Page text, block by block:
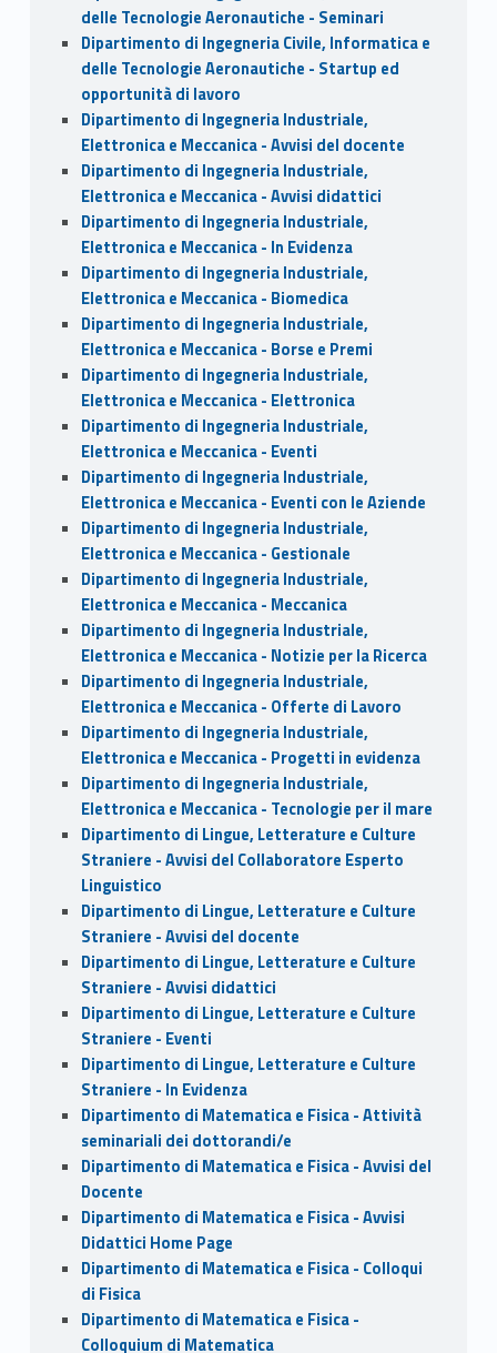
delle Tecnologie Aeronautiche - Seminari
Dipartimento di Ingegneria Civile, Informatica e
delle Tecnologie Aeronautiche - Startup ed
opportunità di lavoro
Dipartimento di Ingegneria Industriale,
Elettronica e Meccanica - Avvisi del docente
Dipartimento di Ingegneria Industriale,
Elettronica e Meccanica - Avvisi didattici
Dipartimento di Ingegneria Industriale,
Elettronica e Meccanica - In Evidenza
Dipartimento di Ingegneria Industriale,
Elettronica e Meccanica - Biomedica
Dipartimento di Ingegneria Industriale,
Elettronica e Meccanica - Borse e Premi
Dipartimento di Ingegneria Industriale,
Elettronica e Meccanica - Elettronica
Dipartimento di Ingegneria Industriale,
Elettronica e Meccanica - Eventi
Dipartimento di Ingegneria Industriale,
Elettronica e Meccanica - Eventi con le Aziende
Dipartimento di Ingegneria Industriale,
Elettronica e Meccanica - Gestionale
Dipartimento di Ingegneria Industriale,
Elettronica e Meccanica - Meccanica
Dipartimento di Ingegneria Industriale,
Elettronica e Meccanica - Notizie per la Ricerca
Dipartimento di Ingegneria Industriale,
Elettronica e Meccanica - Offerte di Lavoro
Dipartimento di Ingegneria Industriale,
Elettronica e Meccanica - Progetti in evidenza
Dipartimento di Ingegneria Industriale,
Elettronica e Meccanica - Tecnologie per il mare
Dipartimento di Lingue, Letterature e Culture
Straniere - Avvisi del Collaboratore Esperto
Linguistico
Dipartimento di Lingue, Letterature e Culture
Straniere - Avvisi del docente
Dipartimento di Lingue, Letterature e Culture
Straniere - Avvisi didattici
Dipartimento di Lingue, Letterature e Culture
Straniere - Eventi
Dipartimento di Lingue, Letterature e Culture
Straniere - In Evidenza
Dipartimento di Matematica e Fisica - Attività
seminariali dei dottorandi/e
Dipartimento di Matematica e Fisica - Avvisi del
Docente
Dipartimento di Matematica e Fisica - Avvisi
Didattici Home Page
Dipartimento di Matematica e Fisica - Colloqui
di Fisica
Dipartimento di Matematica e Fisica -
Colloquium di Matematica